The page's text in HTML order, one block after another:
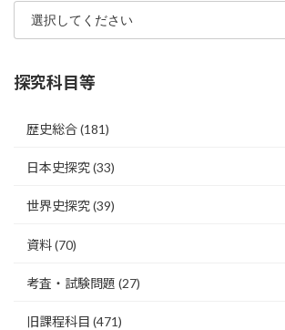
探究科目等
歴史総合(181)
日本史探究(33)
世界史探究(39)
資料(70)
考査・試験問題 (27)
旧課程科目 (471)